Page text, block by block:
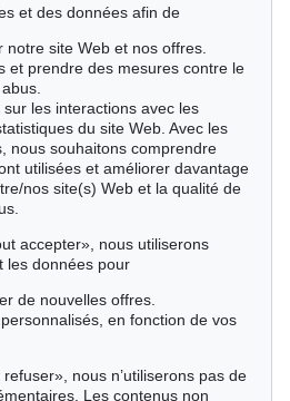
ce(s) secteur(s)?
nos jours
de Ketterer Kunst GmbH &
Mes données seront
fin et ne seront pas
et des données afin de
notre site Web et nos offres.
et prendre des mesures contre le
les interactions avec les
du site Web. Avec les
nous souhaitons comprendre
utilisées et améliorer davantage
nos site(s) Web et la qualité de
accepter», nous utiliserons
les données pour
de nouvelles offres.
en fonction de vos
nous n’utiliserons pas de
Les contenus non